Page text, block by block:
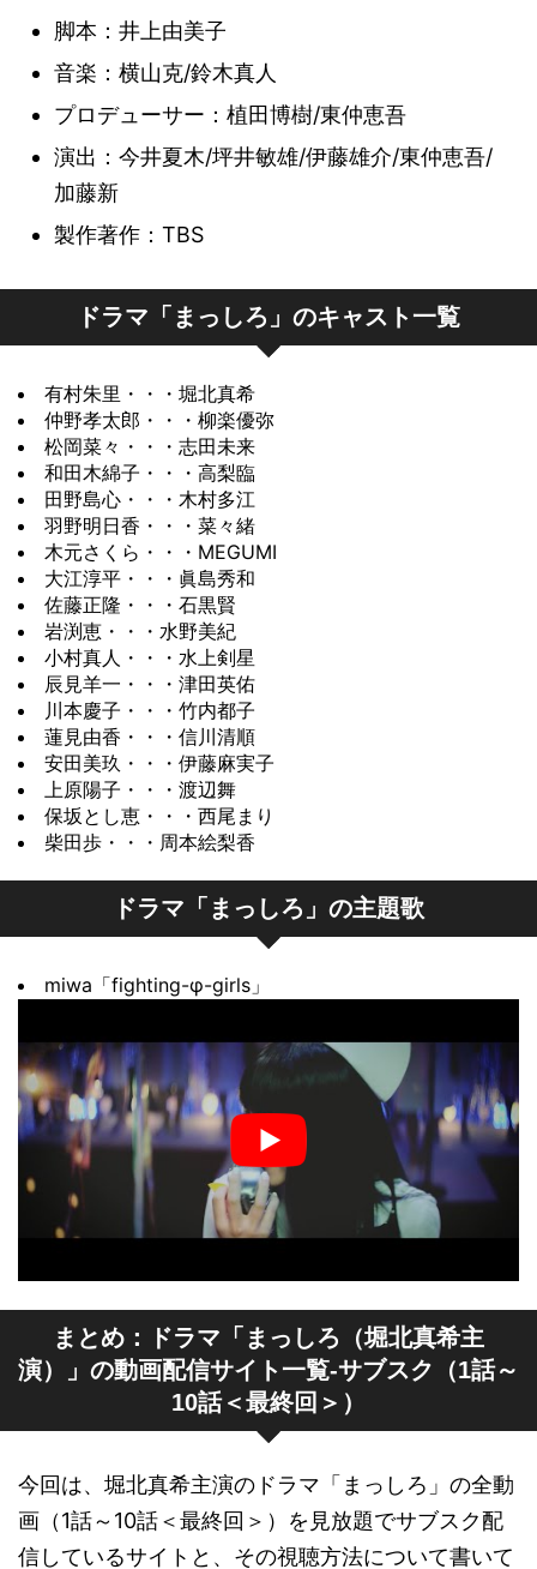
徹郎の手術の日がやって来た。
執刀医の 仲野 (柳楽優弥) が手術を
始めようとすると、徹郎は手術が不
安だと言い出して……。
アリ) の具合が悪くこの病院で診て
欲しいと頼みに来たのだった。朱里
は嫌がるが、急変した麗を目の前に
梨臨) は、応急処置の準備を進め
る。
れば、麗もおなかの中の子供もかな
り危険な状態にある事が判明。緊急
入院することになり、出産経験のあ
る とし恵 (西尾まり) が担当に、朱
里がサブ担当となる。さらに、佐藤
が麗の手術を担当することになるの
だが、なにやら思惑があるよう
で……。
手術当日、オペ室とナースステーシ
ョン、それぞれがまさしく戦場とな
り、様々な問題が勃発。その対応を
めぐって、ナース達の心への不満が
さらに強まるのだった。
ついに白い大奥の崩壊なのか !? 果た
して…… !?
マ『まっしろ』
い先日まで東王病院に勤務していた
ひろみ (福田彩乃) だ。退職した後、
みは、かつての職場で自分の幸せ振
りをアピール。さらに、自分にお暇
(退職) を言い渡した心と、自分と入
れ替わりにやってきた 朱里 (堀北真
里は看護師にやりがいを感じ始めて
おり、一生をかけられる仕事だと断
言する。
ある日、ひろみの噂話から 木綿子
(高梨臨) の不倫が病院内でばれ、大
騒ぎに。不倫相手と別れる決意を固
めた木綿子は、彼 (山口馬木也) の元
へと向かう。朱里と 菜々 (志田未来)
も後をつけるが、彼の勝手な言い分
に我慢できなくなった二人はある行
動にでる。
そんな折、真実の告知を 仲野 (柳楽
優弥) からされた 大江 (眞島秀和) は
激しく動揺し……。
マ『まっしろ』
め、独立したことで二人の関係は複
雑だ。
そこへ 朱里 (堀北真希) と 菜々 (志
田未来)、木綿子 (高梨臨) が幸助に
呼ばれてやってきた。何事かと不審
な朱里だが、幸助の言葉を聞いて愕
だった 裃 (山口馬木也) が幸助の部
下で、木綿子から不倫を迫られた
た、とクレームをつけに来たのだ。
しかしそれはただの口実で、東王病
院の医療とホスピタリティーを激し
く批判し、無理難題を押し付ける。
権力志向の幸助と患者中心主義の佐
藤は、真っ向から対立することに。
数日後、木綿子の不倫にかこつけた
東王病院の批判記事がタブロイド紙
に掲載された。
東王病院にはマスコミが詰め掛け、
患者からは退院の依頼や手術のキャ
ンセルが相次ぐ。さらに大江がマス
で、事態はさらに悪化。東王病院は
ある決断を迫られるのだが……。
あらすじ｜TBSテレビ：火曜ドラ
るべきでないと主張。医師とナース
は圧力に屈せず看護重視の医療を全
うすることを誓った。
そんな中、頑なに治療を拒否し続け
を投げかける。完治しない病気なら
ばいっそのこと安らかに看取られた
い。尊厳死させてほしい―。病状が
悪化した大江にとって、それが究極
のホスピタリティーだと告げられ、
朱里も木綿子もショックを隠しきれ
ない。佐藤は、大江が唯一心を開い
ていた 心 (木村多江) に説得するよ
う促すが、大江への個人的な思いを
ひた隠す心は、病棟の師長を離れて
いることを理由にそれを辞退。患者
の人生に見合った治療を信条にして
きた東王病院だが、日本では認めら
れていない尊厳死などできるわけが
ない。そもそも、医師もナースも大
江に少しでも長く生きてほしいと願
っているのだ。中でも、母親をがん
で亡くした 仲野 (柳楽優弥) は、複
雑な心の内を朱里に吐露。父である
幸助との不仲の原因も実はそこにあ
う仲野にハッパをかける。
しかしそんな折、渦中の大江が帝都
大学病院へ転院すると言い出した。
帝都大なら完治できると幸助からじ
きじきに連絡がきたのだ。それを聞
いた心は朱里に、大江に渡してほし
いと原稿用紙と万年筆のインクを託
す。
さらに朱里のもとには、さくら
(MEGUMI) を通して帝都大への引き
抜きの誘いが来て……。
あらすじ｜TBSテレビ：火曜ドラ
マ『まっしろ』
生きたい！死にたくない !! 」 と願っ
ていたことを知る。
その頃、帝都大学新がんセンターで
は、仲野幸助 (宅麻伸) による大江の
手術が行われていた。ところが、い
ざ開胸すると予想以上にがんの転移
は進んでいた。幸助は抗がん剤と放
射線治療を提案するが、大江はそれ
を拒否。そして、東王病院に帰りた
ところが、プライドを激しく傷付け
られた 佐藤 (石黒賢) は、幸助と大
江の申し入れを拒否する。
一方、東王病院のナースステーショ
ンでは、看護師たちが大江にとって
最良の治療法がいったい何なのかと
真剣に意見を交わしていた。それを
見た 恵 (水野美紀) は、朱里と菜々
(志田未来)、心 (木村多江) を連れ医
師たちがカンファレンスを行ってい
る場所へと向かい、朱里に思いのた
けを述べさせることに。朱里は佐藤
や医師たちに東王病院の究極のホス
ピタリティーの真価を問う。
東王病院は、究極のホスピタリティ
か？
マ『まっしろ』
脚本：井上由美子
音楽：横山克/鈴木真人
プロデューサー：植田博樹/東仲恵吾
演出：今井夏木/坪井敏雄/伊藤雄介/東仲恵吾/
加藤新
製作著作：TBS
ドラマ「まっしろ」のキャスト一覧
有村朱里・・・堀北真希
仲野孝太郎・・・柳楽優弥
松岡菜々・・・志田未来
和田木綿子・・・高梨臨
田野島心・・・木村多江
羽野明日香・・・菜々緒
木元さくら・・・MEGUMI
大江淳平・・・眞島秀和
佐藤正隆・・・石黒賢
岩渕恵・・・水野美紀
小村真人・・・水上剣星
辰見羊一・・・津田英佑
川本慶子・・・竹内都子
蓮見由香・・・信川清順
安田美玖・・・伊藤麻実子
上原陽子・・・渡辺舞
保坂とし恵・・・西尾まり
柴田歩・・・周本絵梨香
ドラマ「まっしろ」の主題歌
miwa「fighting-φ-girls」
まとめ：ドラマ「まっしろ（堀北真希主
演）」の動画配信サイト一覧-サブスク（1話～
10話＜最終回＞）
今回は、堀北真希主演のドラマ「まっしろ」の全動
画（1話～10話＜最終回＞）を見放題でサブスク配
信しているサイトと、その視聴方法について書いて